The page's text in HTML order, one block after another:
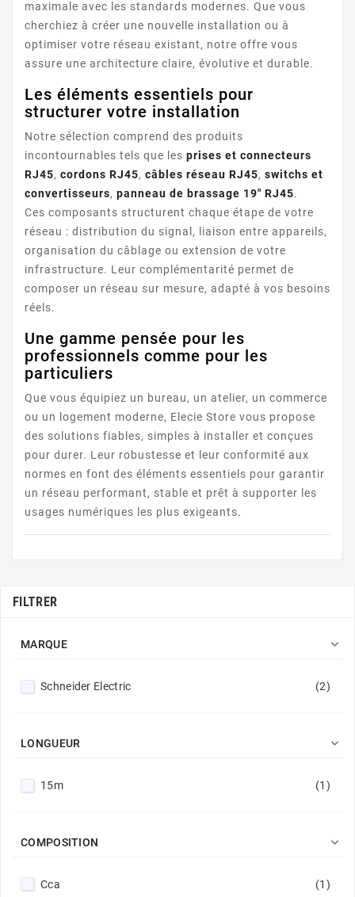
maximale avec les standards modernes. Que vous
cherchiez à créer une nouvelle installation ou à
optimiser votre réseau existant, notre offre vous
assure une architecture claire, évolutive et durable.
Les éléments essentiels pour
structurer votre installation
Notre sélection comprend des produits
incontournables tels que les prises et connecteurs
RJ45, cordons RJ45, câbles réseau RJ45, switchs et
convertisseurs, panneau de brassage 19" RJ45.
Ces composants structurent chaque étape de votre
réseau : distribution du signal, liaison entre appareils,
organisation du câblage ou extension de votre
infrastructure. Leur complémentarité permet de
composer un réseau sur mesure, adapté à vos besoins
réels.
Une gamme pensée pour les
professionnels comme pour les
particuliers
Que vous équipiez un bureau, un atelier, un commerce
ou un logement moderne, Elecie Store vous propose
des solutions fiables, simples à installer et conçues
pour durer. Leur robustesse et leur conformité aux
normes en font des éléments essentiels pour garantir
un réseau performant, stable et prêt à supporter les
usages numériques les plus exigeants.
FILTRER
MARQUE 
Schneider Electric (2)
LONGUEUR 
15m (1)
COMPOSITION 
Cca (1)